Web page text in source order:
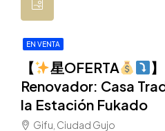
EN VENTA
【 星OFERTA
Renovador: Casa
la Estación Fukado
Gifu, Ciudad Gujo